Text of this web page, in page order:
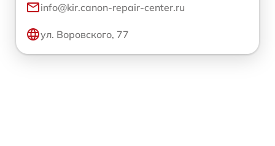
info@kir.canon-repair-center.ru
ул. Воровского, 77